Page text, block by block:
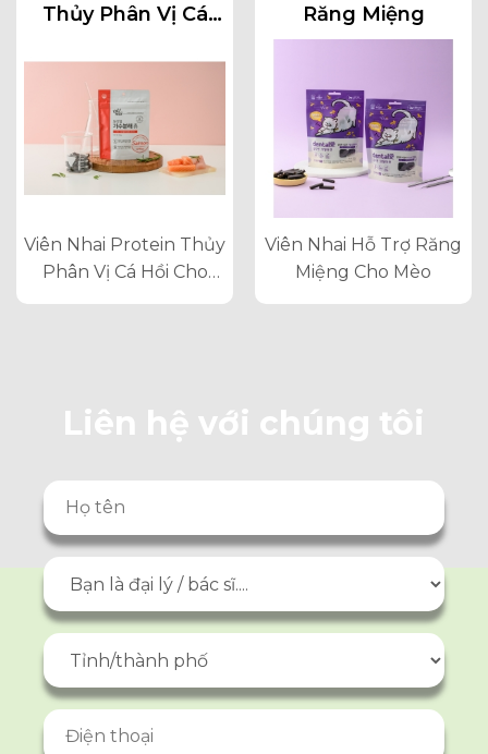
Thủy Phân Vị Cá
Viên Nhai Protein Thủy
Phân Vị Cá Hồi Cho
Chó Mèo
Răng Miệng
Viên Nhai Hỗ Trợ Răng
Miệng Cho Mèo
Liên hệ với chúng tôi